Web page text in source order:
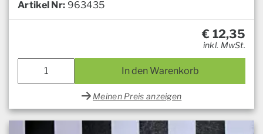
Artikel Nr: 963435
€ 12,35
inkl. MwSt.
In den Warenkorb
Meinen Preis anzeigen